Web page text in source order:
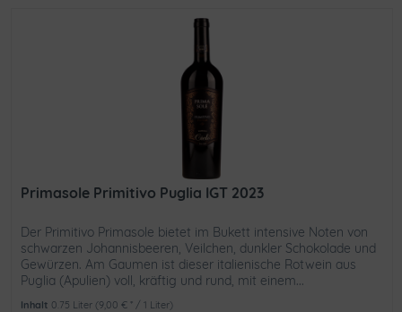
Primasole Primitivo Puglia IGT 2023
Der Primitivo Primasole bietet im Bukett intensive Noten von
schwarzen Johannisbeeren, Veilchen, dunkler Schokolade und
Gewürzen. Am Gaumen ist dieser italienische Rotwein aus
Puglia (Apulien) voll, kräftig und rund, mit einem...
Inhalt 0.75 Liter (9,00 € * / 1 Liter)